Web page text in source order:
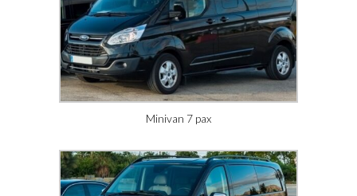
Minivan 7 pax